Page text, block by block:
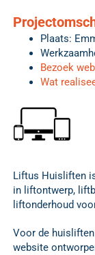
Plaats:
Bezoek
Wat
Liftus Huisliften
in liftontwerp,
liftonderhoud
Voor de
website